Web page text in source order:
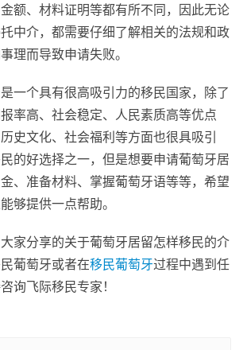
额、材料证明等都有所不同，因此无论
中介，都需要仔细了解相关的法规和政
理而导致申请失败。
一个具有很高吸引力的移民国家，除了
率高、社会稳定、人民素质高等优点
史文化、社会福利等方面也很具吸引
的好选择之一，但是想要申请葡萄牙居
、准备材料、掌握葡萄牙语等等，希望
够提供一点帮助。
家分享的关于葡萄牙居留怎样移民的介
葡萄牙或者在移民葡萄牙过程中遇到任
询飞际移民专家！